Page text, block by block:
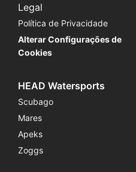
Legal
Política de Privacidade
Alterar Configurações de
Cookies
HEAD Watersports
Scubago
Mares
Apeks
Zoggs